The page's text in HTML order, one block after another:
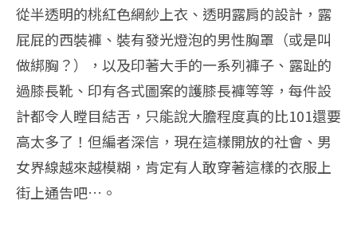
從半透明的桃紅色網紗上衣、透明露肩的設計，露
屁屁的西裝褲、裝有發光燈泡的男性胸罩（或是叫
做綁胸？），以及印著大手的一系列褲子、露趾的
過膝長靴、印有各式圖案的護膝長褲等等，每件設
計都令人瞠目結舌，只能說大膽程度真的比101還要
高太多了！但編者深信，現在這樣開放的社會、男
女界線越來越模糊，肯定有人敢穿著這樣的衣服上
街上通告吧…。